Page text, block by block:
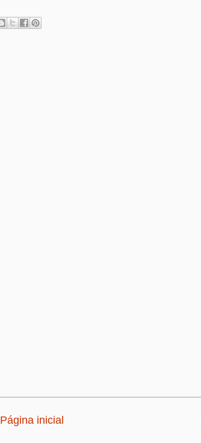
Página inicial